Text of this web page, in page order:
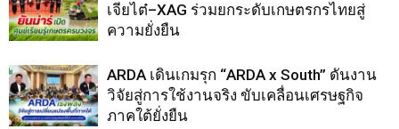
เจียไต๋–XAG ร่วมยกระดับเกษตรกรไทยสู่
ความยั่งยืน
ARDA เดินเกมรุก “ARDA x South” ดันงาน
วิจัยสู่การใช้งานจริง ขับเคลื่อนเศรษฐกิจ
ภาคใต้ยั่งยืน